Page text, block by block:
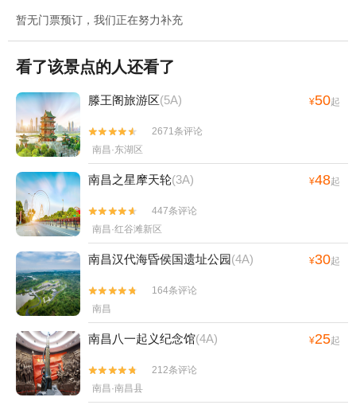
暂无门票预订，我们正在努力补充
看了该景点的人还看了
滕王阁旅游区(5A) ¥50起


2671条评论
南昌·东湖区
南昌之星摩天轮(3A) ¥48起


447条评论
南昌·红谷滩新区
南昌汉代海昏侯国遗址公园(4A) ¥30起


164条评论
南昌
南昌八一起义纪念馆(4A) ¥25起


212条评论
南昌·南昌县